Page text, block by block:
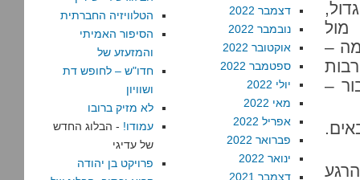
–
–
דצמבר 2022
נובמבר 2022
אוקטובר 2022
ספטמבר 2022
יולי 2022
מאי 2022
אפריל 2022
פברואר 2022
ינואר 2022
דצמבר 2021
הטלוויזיה החברתית
הסיפור האמיתי
והמזעזע של
חדו"ש – לחופש דת
ושוויון
לא מזיק ברובו
עמודו! - הבלוג החדש
של עדיגי
פרויקט בן יהודה